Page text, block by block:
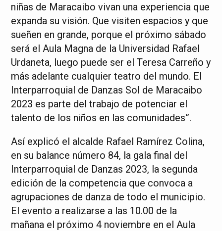
niñas de Maracaibo vivan una experiencia que
expanda su visión. Que visiten espacios y que
sueñen en grande, porque el próximo sábado
será el Aula Magna de la Universidad Rafael
Urdaneta, luego puede ser el Teresa Carreño y
más adelante cualquier teatro del mundo. El
Interparroquial de Danzas Sol de Maracaibo
2023 es parte del trabajo de potenciar el
talento de los niños en las comunidades”.
Así explicó el alcalde Rafael Ramírez Colina,
en su balance número 84, la gala final del
Interparroquial de Danzas 2023, la segunda
edición de la competencia que convoca a
agrupaciones de danza de todo el municipio.
El evento a realizarse a las 10.00 de la
mañana el próximo 4 noviembre en el Aula